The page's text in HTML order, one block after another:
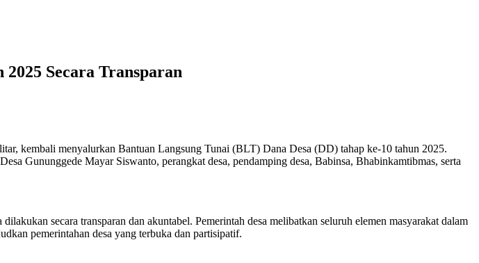
2025 Secara Transparan
kembali menyalurkan Bantuan Langsung Tunai (BLT) Dana Desa (DD) tahap ke-10 tahun 2025.
Gununggede Mayar Siswanto, perangkat desa, pendamping desa, Babinsa, Bhabinkamtibmas, serta
secara transparan dan akuntabel. Pemerintah desa melibatkan seluruh elemen masyarakat dalam
pemerintahan desa yang terbuka dan partisipatif.